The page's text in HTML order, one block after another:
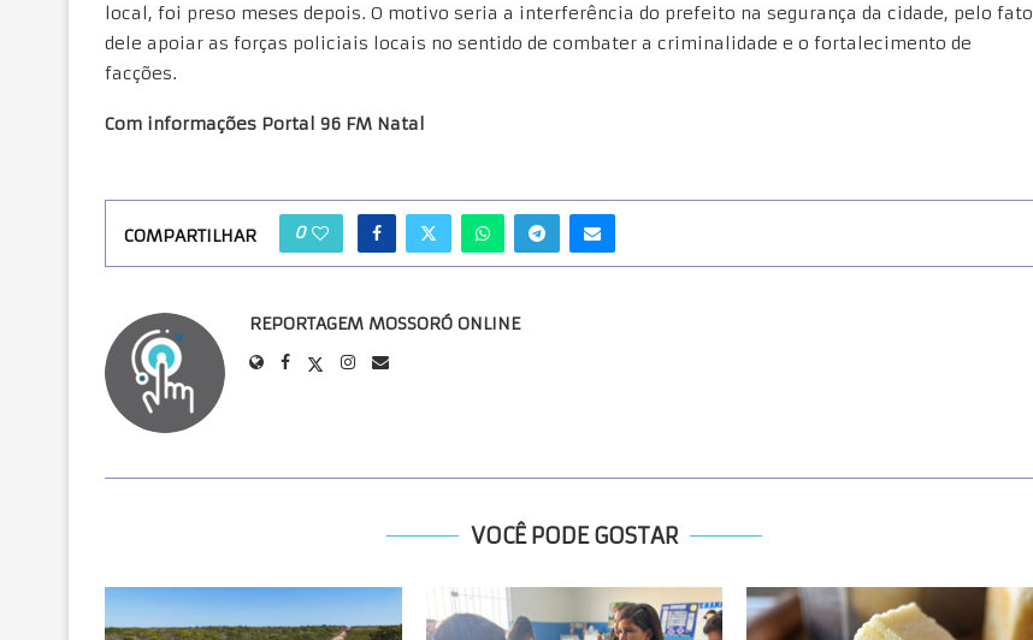
local, foi preso meses depois. O motivo seria a interferência do prefeito na segurança da cidade, pelo fato
dele apoiar as forças policiais locais no sentido de combater a criminalidade e o fortalecimento de
facções.
Com informações Portal 96 FM Natal
COMPARTILHAR 0
REPORTAGEM MOSSORÓ ONLINE
VOCÊ PODE GOSTAR